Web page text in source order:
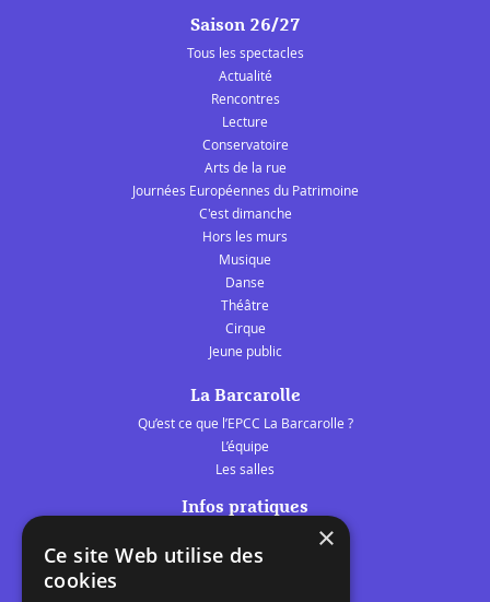
Saison 26/27
Tous les spectacles
Actualité
Rencontres
Lecture
Conservatoire
Arts de la rue
Journées Européennes du Patrimoine
C'est dimanche
Hors les murs
Musique
Danse
Théâtre
Cirque
Jeune public
La Barcarolle
Qu’est ce que l’EPCC La Barcarolle ?
L’équipe
Les salles
Infos pratiques
Les belles scènes audomaroises
×
Ce site Web utilise des
cookies